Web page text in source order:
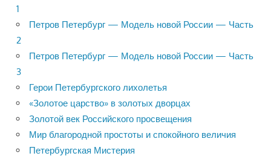
1
Петров Петербург — Модель новой России — Часть
2
Петров Петербург — Модель новой России — Часть
3
Герои Петербургского лихолетья
«Золотое царство» в золотых дворцах
Золотой век Российского просвещения
Мир благородной простоты и спокойного величия
Петербургская Мистерия